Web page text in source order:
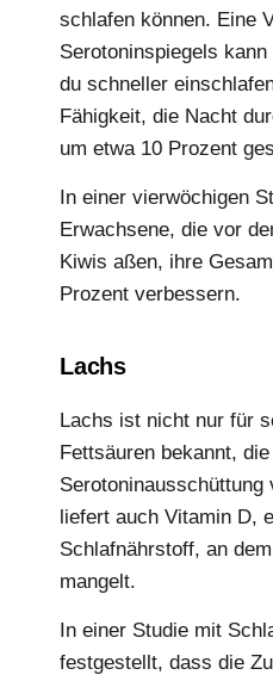
schlafen können. Eine
Serotoninspiegels
du schneller
Fähigkeit, die Nacht
um etwa 10 Prozent
In einer vierwöchigen
Erwachsene, die vor
Kiwis aßen, ihre
Prozent verbessern.
Lachs
Lachs ist nicht nur für
Fettsäuren bekannt,
liefert auch Vitamin D,
Schlafnährstoff, an
mangelt.
In einer Studie mit
festgestellt, dass die